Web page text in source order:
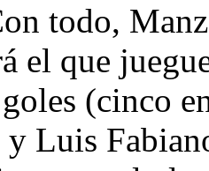
todo,
el que
(cinco
Luis